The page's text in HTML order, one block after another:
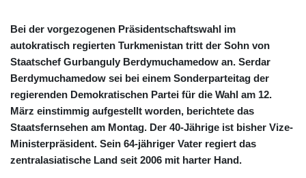
Bei der vorgezogenen Präsidentschaftswahl im
autokratisch regierten Turkmenistan tritt der Sohn von
Staatschef Gurbanguly Berdymuchamedow an. Serdar
Berdymuchamedow sei bei einem Sonderparteitag der
regierenden Demokratischen Partei für die Wahl am 12.
März einstimmig aufgestellt worden, berichtete das
Staatsfernsehen am Montag. Der 40-Jährige ist bisher Vize-
Ministerpräsident. Sein 64-jähriger Vater regiert das
zentralasiatische Land seit 2006 mit harter Hand.